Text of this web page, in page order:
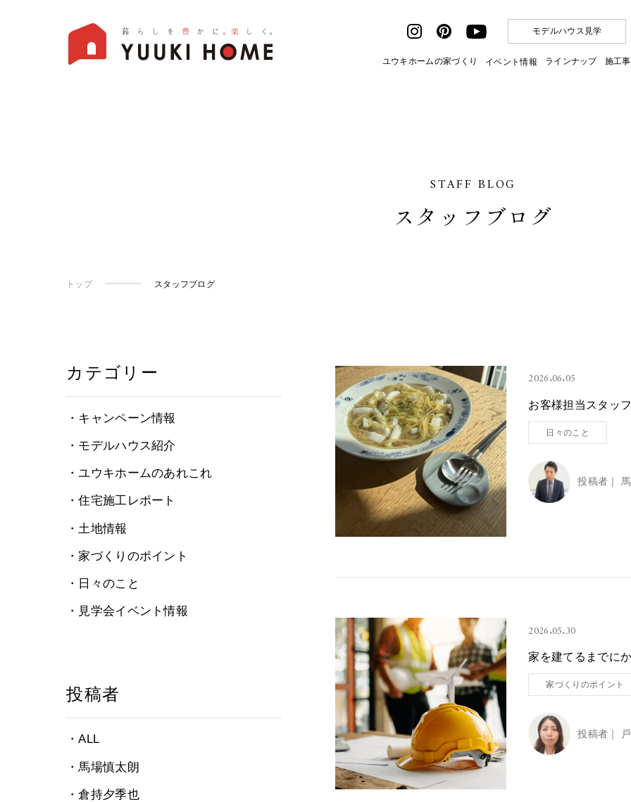
ユウキホームの家づくり イベント情報 ラインナップ 施工
モデルハウス見学
STAFF BLOG
スタッフブログ
トップ スタッフブログ
カテゴリー
・キャンペーン情報
・モデルハウス紹介
・ユウキホームのあれこれ
・住宅施工レポート
・土地情報
・家づくりのポイント
・日々のこと
・見学会イベント情報
投稿者
・ALL
・馬場慎太朗
・倉持夕季也
2026.06.05
お客様担当スタッ
日々のこと
投稿者｜
2026.05.30
家を建てるまでに
家づくりのポイント
投稿者｜